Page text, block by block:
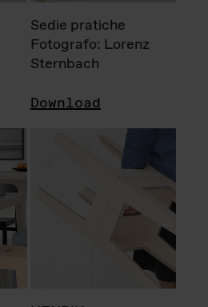
Sedie pratiche
Fotografo: Lorenz
Sternbach
Download